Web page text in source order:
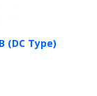
(DC Type)